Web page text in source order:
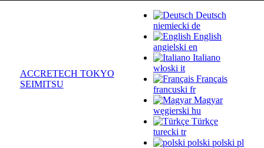
Deutsch
niemiecki de
English
angielski en
Italiano
włoski it
Français
francuski fr
Magyar
węgierski hu
Türkçe
turecki tr
polski polski pl
ACCRETECH TOKYO
SEIMITSU